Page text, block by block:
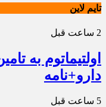
تایم لاین
2 ساعت قبل
اولتیماتوم به
دارو+نامه
5 ساعت قبل